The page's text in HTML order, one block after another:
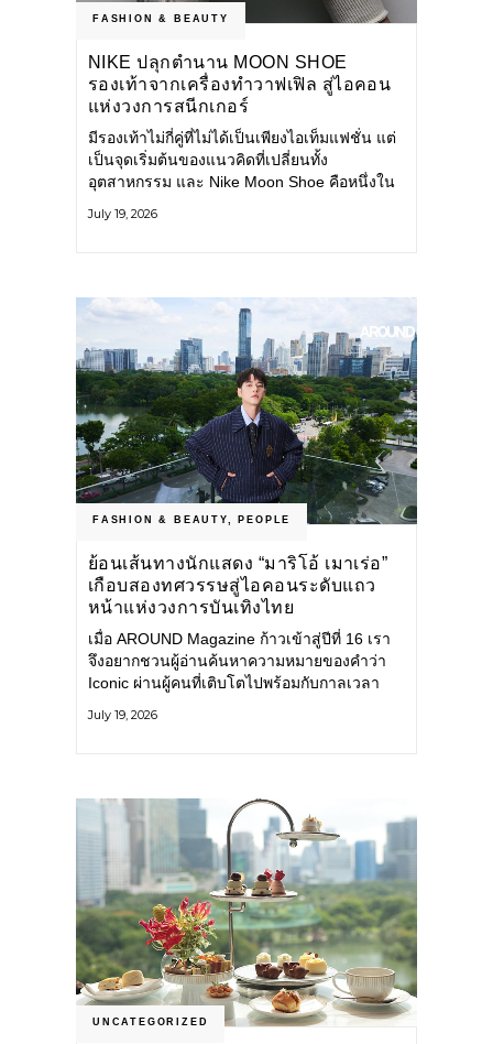
FASHION & BEAUTY
NIKE ปลุกตำนาน MOON SHOE
รองเท้าจากเครื่องทำวาฟเฟิล สู่ไอคอน
แห่งวงการสนีกเกอร์
มีรองเท้าไม่กี่คู่ที่ไม่ได้เป็นเพียงไอเท็มแฟชั่น แต่
เป็นจุดเริ่มต้นของแนวคิดที่เปลี่ยนทั้ง
อุตสาหกรรม และ Nike Moon Shoe คือหนึ่งใน
ศตวรรษก่อน กำลังกลับมาอีกครั้ง พร้อมพาเรื่อง
July 19, 2026
FASHION & BEAUTY, PEOPLE
ย้อนเส้นทางนักแสดง “มาริโอ้ เมาเร่อ”
เกือบสองทศวรรษสู่ไอคอนระดับแถว
หน้าแห่งวงการบันเทิงไทย
เมื่อ AROUND Magazine ก้าวเข้าสู่ปีที่ 16 เรา
จึงอยากชวนผู้อ่านค้นหาความหมายของคำว่า
Iconic ผ่านผู้คนที่เติบโตไปพร้อมกับกาลเวลา
คือ มาริโอ้ เมาเร่อ
July 19, 2026
UNCATEGORIZED